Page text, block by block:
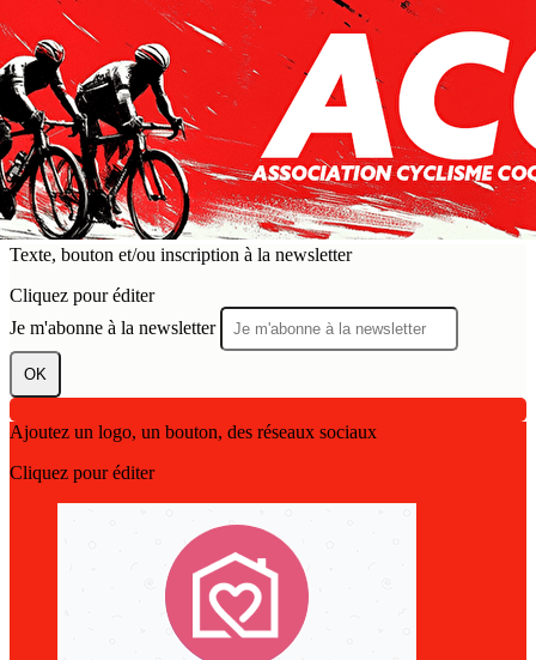
Exporter les lignes sélectionnées
Exporter toutes les colonnes
Exporter uniquement les colonnes affichées
Menu
?>
Images de la page d'accueil
Cliquez pour éditer
Texte, bouton et/ou inscription à la newsletter
Cliquez pour éditer
Je m'abonne à la newsletter
OK
Ajoutez un logo, un bouton, des réseaux sociaux
Cliquez pour éditer